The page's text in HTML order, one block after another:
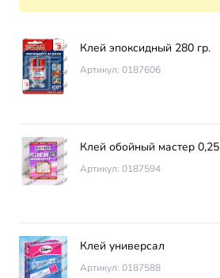
Клей эпоксидный 280 гр.
Артикул: 0187606
Клей обойный мастер 0,25
Артикул: 0187594
Клей универсал
Артикул: 0187588